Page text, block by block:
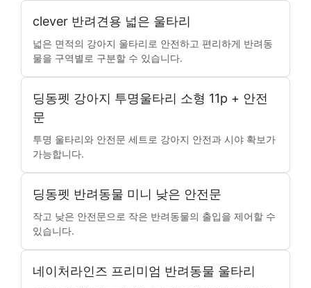
clever 반려견용 넓은 울타리
넓은 면적의 강아지 울타리로 안전하고 편리하게 반려동
물을 구역별로 구분할 수 있습니다.
딩동펫 강아지 투명울타리 소형 11p + 안전
문
투명 울타리와 안전문 세트로 강아지 안전과 시야 확보가
가능합니다.
딩동펫 반려동물 미니 낮은 안전문
작고 낮은 안전문으로 작은 반려동물의 출입을 제어할 수
있습니다.
네이처라인즈 프리미엄 반려동물 울타리